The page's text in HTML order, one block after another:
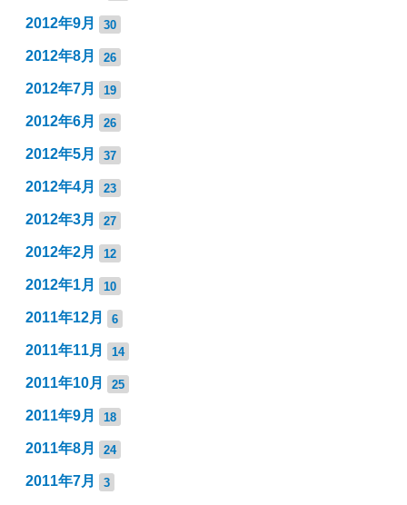
2012年9月 30
2012年8月 26
2012年7月 19
2012年6月 26
2012年5月 37
2012年4月 23
2012年3月 27
2012年2月 12
2012年1月 10
2011年12月 6
2011年11月 14
2011年10月 25
2011年9月 18
2011年8月 24
2011年7月 3